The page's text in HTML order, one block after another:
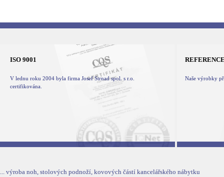
ISO 9001
V lednu roku 2004 byla firma Josef Strnad spol. s r.o.
certifikována.
Naše výrobky
... výroba noh, stolových podnoží, kovových částí kancelářského nábytku